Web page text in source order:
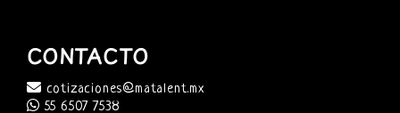
CONTACTO
cotizaciones@matalent.mx
55 6507 7538